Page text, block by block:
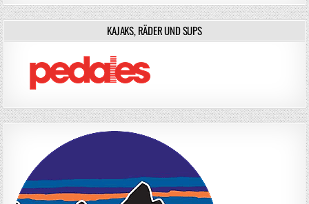
KAJAKS, RÄDER UND SUPS